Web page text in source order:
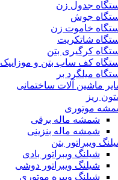
جدول زن
جوش
خاموت زن
شاتکریت
کرگیری بتن
کف ساب بتن و موزاییک
میلگرد بر
ماشین آلات ساختمانی
ریز
موتوری
شمشه ماله برقی
شمشه ماله بنزینی
ویبراتور بتن
شیلنگ ویبراتور بادی
شیلنگ ویبراتور دوشی
شیلنگ ویبره موتوری